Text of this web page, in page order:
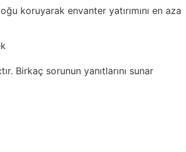
koruyarak envanter yatırımını en aza
Birkaç sorunun yanıtlarını sunar